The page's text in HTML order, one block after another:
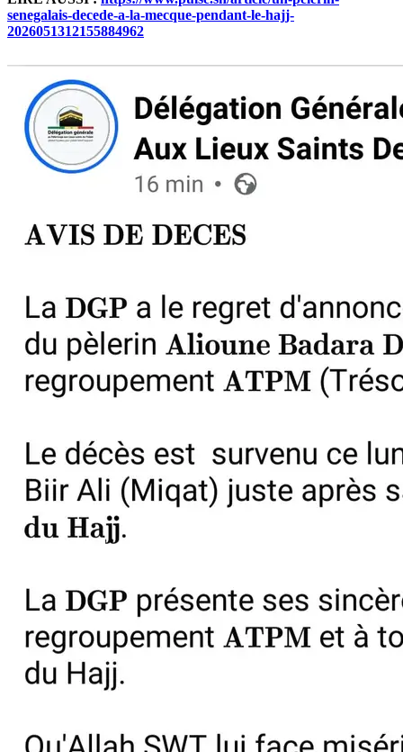
senegalais-decede-a-la-mecque-pendant-le-hajj-
2026051312155884962